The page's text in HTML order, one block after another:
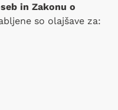
in Zakonu o
so olajšave za: